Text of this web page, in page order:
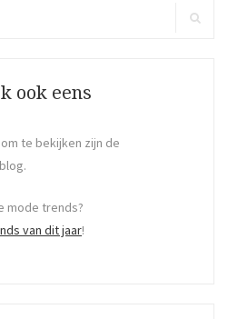
ook eens
te bekijken zijn de
mode trends?
van dit jaar!